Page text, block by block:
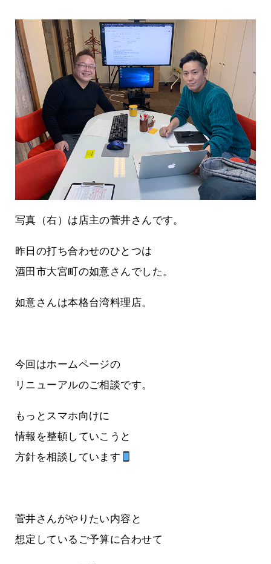
写真（右）は店主の菅井さんです。
昨日の打ち合わせのひとつは
酒田市大宮町の如意さんでした。
如意さんは本格台湾料理店。
今回はホームページの
リニューアルのご相談です。
もっとスマホ向けに
情報を整頓していこうと
方針を相談しています
菅井さんがやりたい内容と
想定しているご予算に合わせて